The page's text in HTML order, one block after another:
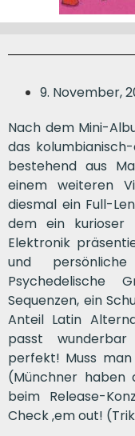
9. November,
Nach dem Mini-
das kolumbianisch-
bestehend aus
einem weiteren
diesmal ein Full-
dem ein kurioser
Elektronik
und
Psychedelische
Sequenzen, ein
Anteil Latin
passt
perfekt! Muss
(Münchner haben
beim Release-
Check ‚em out!